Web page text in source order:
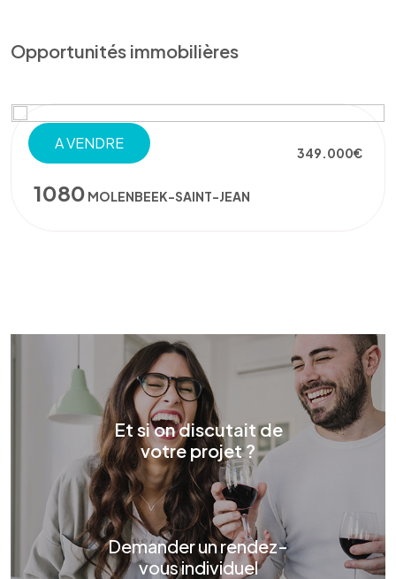
Opportunités immobilières
A VENDRE
TERRAIN À BÂTIR 349.000€
1080 MOLENBEEK-SAINT-JEAN
Et si on discutait de
votre projet ?
Demander un rendez-
vous individuel